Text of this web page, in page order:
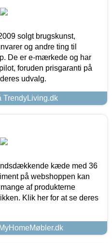
solgt brugskunst,
og andre ting til
De er e-mærkede og har
foruden prisgaranti på
udvalg.
TrendyLiving.dk
kæde med 36
på webshoppen kan
af produkterne
Klik her for at se deres